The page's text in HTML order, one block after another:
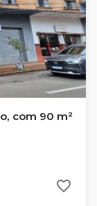
com 90 m²